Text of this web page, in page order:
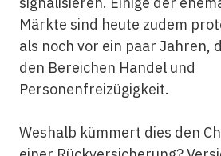
Märkte sind heute zudem
als noch vor ein paar Jahren,
den Bereichen Handel und
Personenfreizügigkeit.
Weshalb kümmert dies den